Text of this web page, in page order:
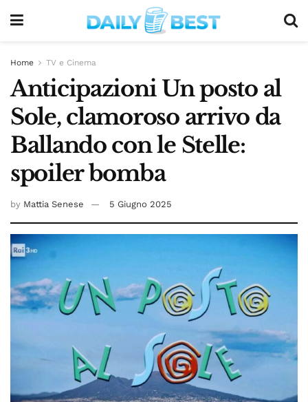
Home TV e Cinema
Anticipazioni Un posto al
Sole, clamoroso arrivo da
Ballando con le Stelle:
spoiler bomba
by Mattia Senese 5 Giugno 2025